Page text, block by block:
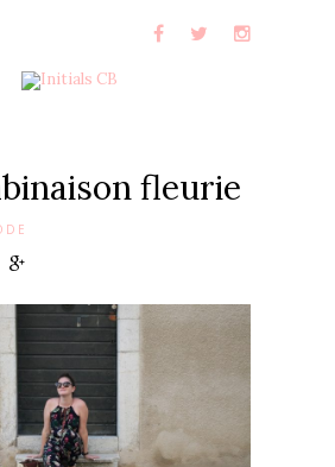
fleurie